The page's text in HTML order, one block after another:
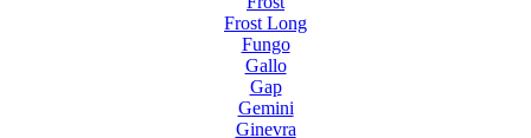
Frost Long
Fungo
Gallo
Gap
Gemini
Ginevra